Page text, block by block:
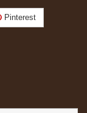
Pinterest